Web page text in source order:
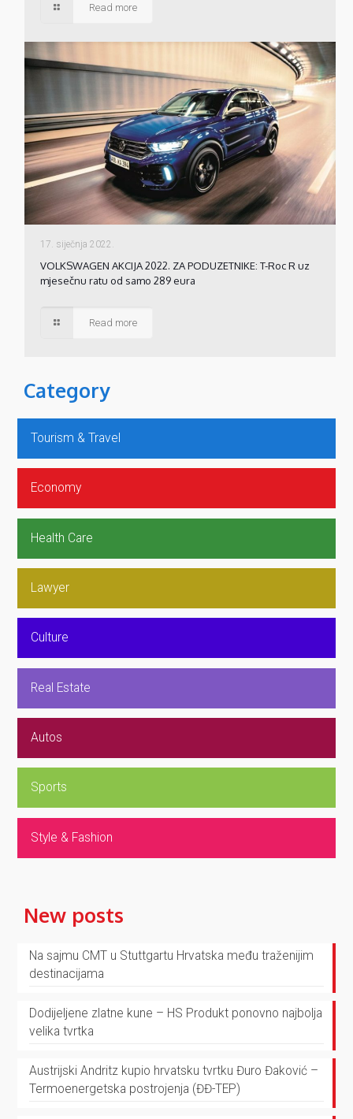
Read more
17. siječnja 2022.
VOLKSWAGEN AKCIJA 2022. ZA PODUZETNIKE: T-Roc R uz
mjesečnu ratu od samo 289 eura
Read more
Category
Tourism & Travel
Economy
Health Care
Lawyer
Culture
Real Estate
Autos
Sports
Style & Fashion
New posts
Na sajmu CMT u Stuttgartu Hrvatska među traženijim
destinacijama
Dodijeljene zlatne kune – HS Produkt ponovno najbolja
velika tvrtka
Austrijski Andritz kupio hrvatsku tvrtku Đuro Đaković –
Termoenergetska postrojenja (ĐĐ-TEP)